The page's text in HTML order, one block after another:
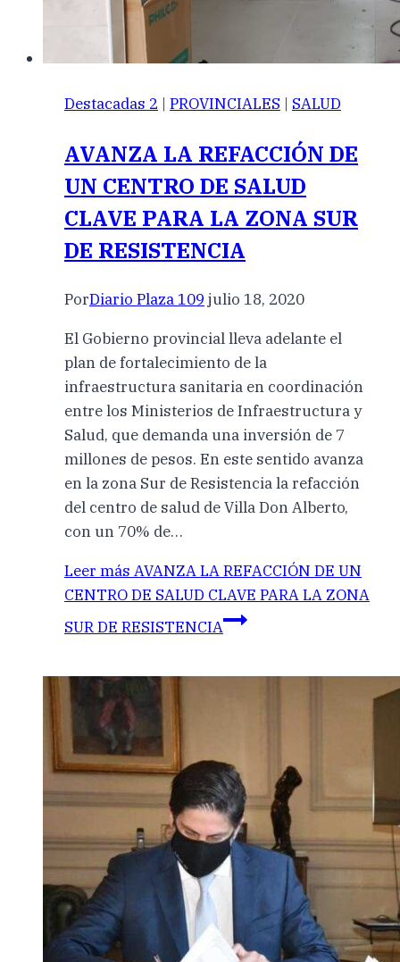
Destacadas 2 | PROVINCIALES | SALUD
AVANZA LA REFACCIÓN DE
UN CENTRO DE SALUD
CLAVE PARA LA ZONA SUR
DE RESISTENCIA
PorDiario Plaza 109 julio 18, 2020
El Gobierno provincial lleva adelante el
plan de fortalecimiento de la
infraestructura sanitaria en coordinación
entre los Ministerios de Infraestructura y
Salud, que demanda una inversión de 7
millones de pesos. En este sentido avanza
en la zona Sur de Resistencia la refacción
del centro de salud de Villa Don Alberto,
con un 70% de…
Leer más AVANZA LA REFACCIÓN DE UN
CENTRO DE SALUD CLAVE PARA LA ZONA
SUR DE RESISTENCIA